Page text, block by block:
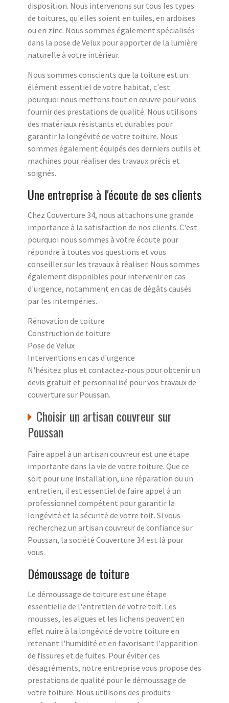
disposition. Nous intervenons sur tous les types
de toitures, qu'elles soient en tuiles, en ardoises
ou en zinc. Nous sommes également spécialisés
dans la pose de Velux pour apporter de la lumière
naturelle à votre intérieur.
Nous sommes conscients que la toiture est un
élément essentiel de votre habitat, c'est
pourquoi nous mettons tout en œuvre pour vous
fournir des prestations de qualité. Nous utilisons
des matériaux résistants et durables pour
garantir la longévité de votre toiture. Nous
sommes également équipés des derniers outils et
machines pour réaliser des travaux précis et
soignés.
Une entreprise à l'écoute de ses clients
Chez Couverture 34, nous attachons une grande
importance à la satisfaction de nos clients. C'est
pourquoi nous sommes à votre écoute pour
répondre à toutes vos questions et vous
conseiller sur les travaux à réaliser. Nous sommes
également disponibles pour intervenir en cas
d'urgence, notamment en cas de dégâts causés
par les intempéries.
Rénovation de toiture
Construction de toiture
Pose de Velux
Interventions en cas d'urgence
N'hésitez plus et contactez-nous pour obtenir un
devis gratuit et personnalisé pour vos travaux de
couverture sur Poussan.
Choisir un artisan couvreur sur
Poussan
Faire appel à un artisan couvreur est une étape
importante dans la vie de votre toiture. Que ce
soit pour une installation, une réparation ou un
entretien, il est essentiel de faire appel à un
professionnel compétent pour garantir la
longévité et la sécurité de votre toit. Si vous
recherchez un artisan couvreur de confiance sur
Poussan, la société Couverture 34 est là pour
vous.
Démoussage de toiture
Le démoussage de toiture est une étape
essentielle de l'entretien de votre toit. Les
mousses, les algues et les lichens peuvent en
effet nuire à la longévité de votre toiture en
retenant l'humidité et en favorisant l'apparition
de fissures et de fuites. Pour éviter ces
désagréments, notre entreprise vous propose des
prestations de qualité pour le démoussage de
votre toiture. Nous utilisons des produits